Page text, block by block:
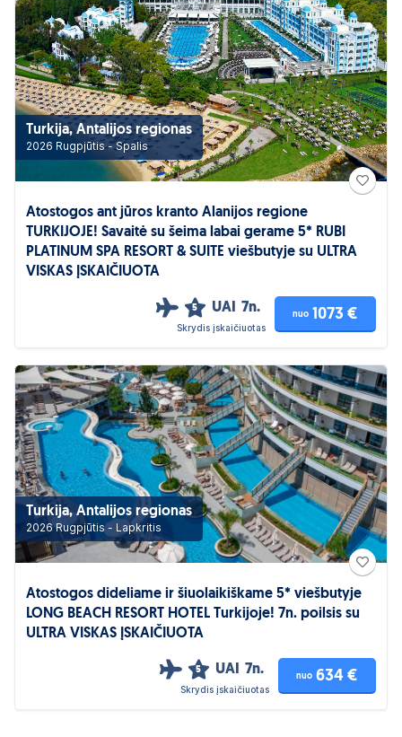
Turkija, Antalijos regionas
2026 Rugpjūtis - Spalis
Atostogos ant jūros kranto Alanijos regione
TURKIJOJE! Savaitė su šeima labai gerame 5* RUBI
PLATINUM SPA RESORT & SUITE viešbutyje su ULTRA
VISKAS ĮSKAIČIUOTA
5 UAI 7n.
Skrydis įskaičiuotas
nuo 1073 €
Turkija, Antalijos regionas
2026 Rugpjūtis - Lapkritis
Atostogos dideliame ir šiuolaikiškame 5* viešbutyje
LONG BEACH RESORT HOTEL Turkijoje! 7n. poilsis su
ULTRA VISKAS ĮSKAIČIUOTA
5 UAI 7n.
Skrydis įskaičiuotas
nuo 634 €